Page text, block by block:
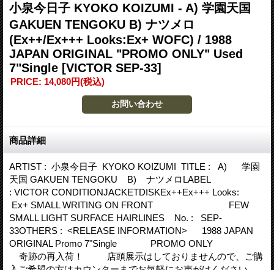
小泉今日子 KYOKO KOIZUMI - A) 学園天国
GAKUEN TENGOKU B) ナツメロ
(Ex++/Ex+++ Looks:Ex+ WOFC) / 1988
JAPAN ORIGINAL "PROMO ONLY" Used
7"Single [VICTOR SEP-33]
PRICE: 14,080円(税込)
商品詳細
ARTIST : 小泉今日子 KYOKO KOIZUMI TITLE : A) 学園
天国 GAKUEN TENGOKU B) ナツメロLABEL
: VICTOR CONDITIONJACKETDISKEx++Ex+++ Looks:
Ex+ SMALL WRITING ON FRONT FEW
SMALL LIGHT SURFACE HAIRLINES No. : SEP-
33OTHERS : <RELEASE INFORMATION> 1988 JAPAN
ORIGINAL Promo 7"Single PROMO ONLY
奇跡の再入荷！ 店頭展示はしておりませんので、ご購